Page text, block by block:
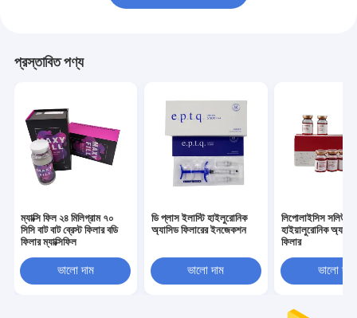
প্রস্তাবিত পণ্য
ম্যাক্সি ফিল ২৪ মিলিগ্রাম ৭০
সিসি বাট বাট ব্রেস্ট ফিলার বডি
ফিলার ম্যাক্সিফিল
ভালো দাম
ডি প্লাস ইলাস্টি হাইলুরোনিক
অ্যাসিড ফিলারের ইনজেকশন
ভালো দাম
লিপোলাইসিস সলিউশন
হাইয়ালুরোনিক অ্যাসিড
ফিলার
ভালো দাম